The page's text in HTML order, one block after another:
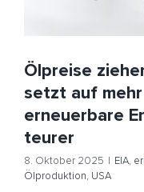
Ölpreise
setzt auf
erneuerbare
teurer
8. Oktober 2025 | EIA,
Ölproduktion, USA